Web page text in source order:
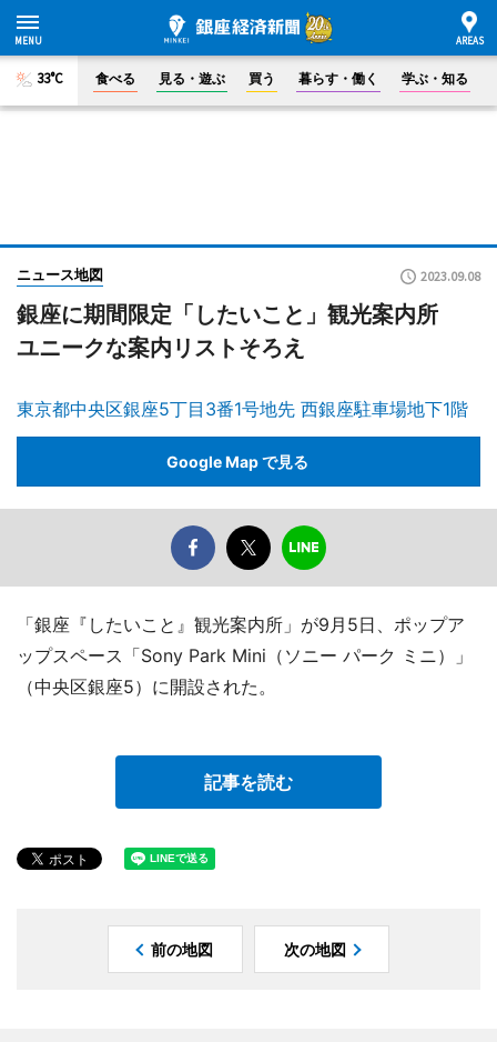
33°C 食べる 見る・遊ぶ 買う 暮らす・働く 学ぶ・知る
ニュース地図 2023.09.08
銀座に期間限定「したいこと」観光案内所
ユニークな案内リストそろえ
東京都中央区銀座5丁目3番1号地先 西銀座駐車場地下1階
Google Map で見る
「銀座『したいこと』観光案内所」が9月5日、ポップア
ップスペース「Sony Park Mini（ソニー パーク ミニ）」
（中央区銀座5）に開設された。
記事を読む
前の地図 次の地図